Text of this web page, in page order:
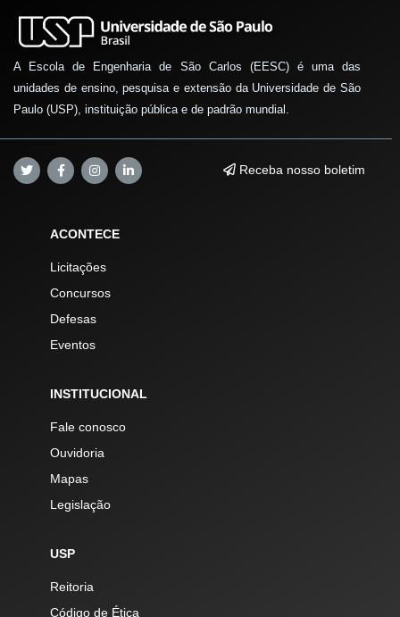
A Escola de Engenharia de São Carlos (EESC) é uma das
unidades de ensino, pesquisa e extensão da Universidade de São
Paulo (USP), instituição pública e de padrão mundial.
Receba nosso boletim
ACONTECE
Licitações
Concursos
Defesas
Eventos
INSTITUCIONAL
Fale conosco
Ouvidoria
Mapas
Legislação
USP
Reitoria
Código de Ética